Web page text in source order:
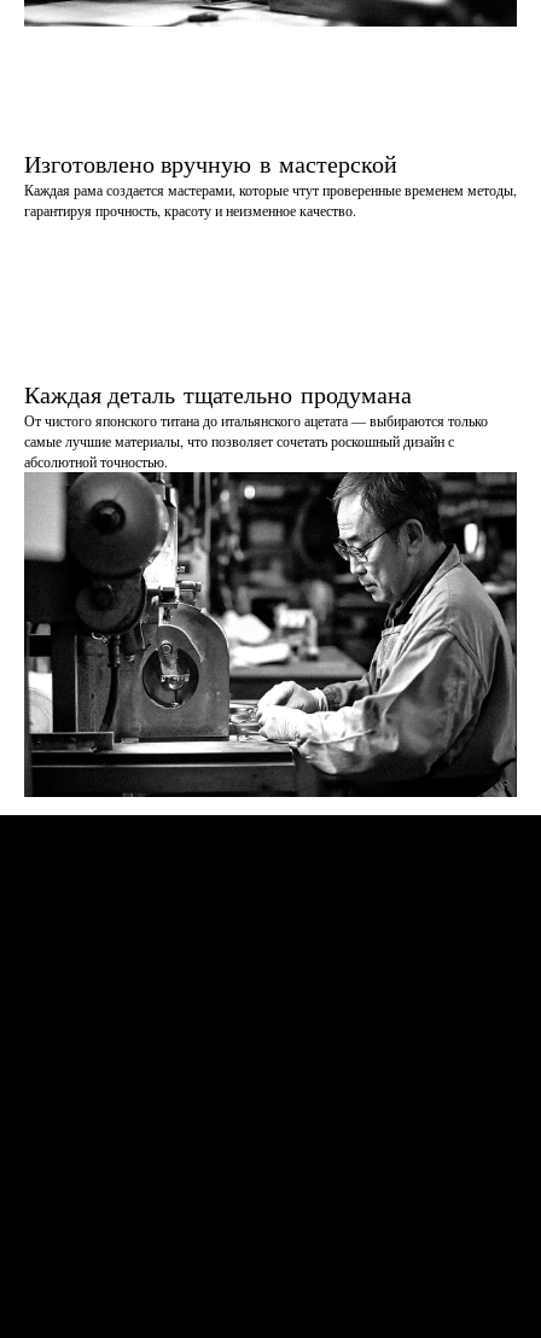
Изготовлено вручную в мастерской
Каждая рама создается мастерами, которые чтут проверенные временем методы,
гарантируя прочность, красоту и неизменное качество.
Каждая деталь тщательно продумана
От чистого японского титана до итальянского ацетата — выбираются только
самые лучшие материалы, что позволяет сочетать роскошный дизайн с
абсолютной точностью.